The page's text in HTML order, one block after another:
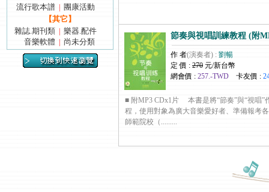
流行歌本譜
團康活動
【其它】
雜誌.期刊類
樂器.配件
音樂軟體
尚未分類
節奏與視唱訓練教程 (附
作 者(演奏者) : 劉暢
定 價 : 270 元/新台幣
網會價 : 257.-TWD 卡友價 :
■ 附MP3 CDx1片 本書是將“節奏”​​與“視唱”
程，使用對象為廣大音樂愛好者、準備報考
師範院校（.........